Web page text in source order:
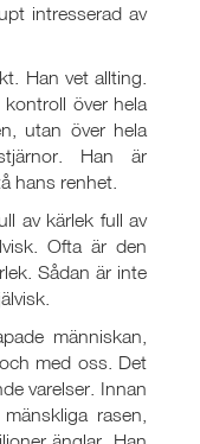
intresserad av
Han vet allting.
över hela
utan över hela
Han är
hans renhet.
av kärlek full av
Ofta är den
Sådan är inte
människan,
med oss. Det
varelser. Innan
rasen,